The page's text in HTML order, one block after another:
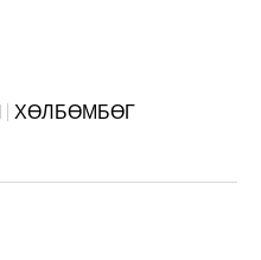
ХӨЛБӨМБӨГ